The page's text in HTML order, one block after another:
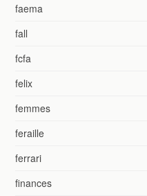
faema
fall
fcfa
felix
femmes
feraille
ferrari
finances